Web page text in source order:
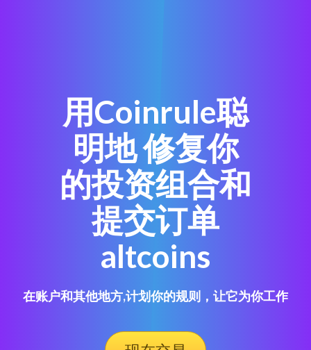
用Coinrule聪
明地 修复你
的投资组合和
提交订单
altcoins
在账户和其他地方,计划你的规则，让它为你工作